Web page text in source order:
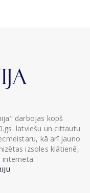
darbojas kopš
latviešu un cittautu
kā arī jauno
izsoles klātienē,
internetā.